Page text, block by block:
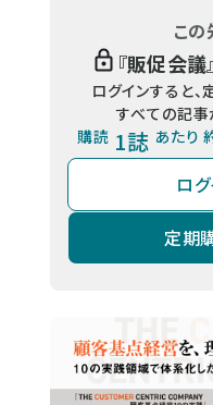
こ
『販促会議
ログインすると
すべての記事
購読 1誌 あたり
ロ
定期